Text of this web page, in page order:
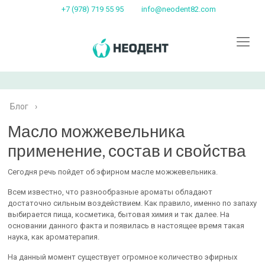
+7 (978) 719 55 95 info@neodent82.com
Блог ›
Масло можжевельника
применение, состав и свойства
Сегодня речь пойдет об эфирном масле можжевельника.
Всем известно, что разнообразные ароматы обладают
достаточно сильным воздействием. Как правило, именно по запаху
выбирается пища, косметика, бытовая химия и так далее. На
основании данного факта и появилась в настоящее время такая
наука, как ароматерапия.
На данный момент существует огромное количество эфирных